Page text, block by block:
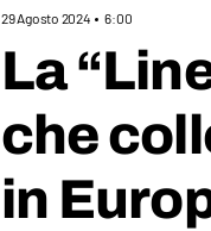
29 Agosto 2024 6:00
La
che
in